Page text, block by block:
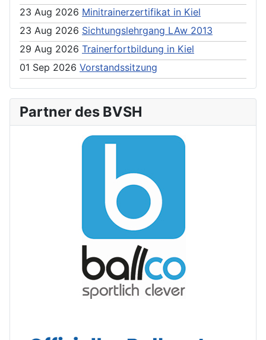
23 Aug 2026 Minitrainerzertifikat in Kiel
23 Aug 2026 Sichtungslehrgang LAw 2013
29 Aug 2026 Trainerfortbildung in Kiel
01 Sep 2026 Vorstandssitzung
Partner des BVSH